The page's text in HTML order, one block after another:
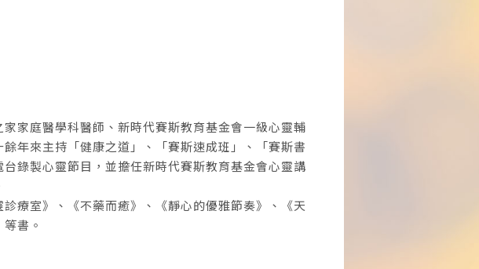
家庭醫學科醫師、新時代賽斯教育基金會一級心靈輔
年來主持「健康之道」、「賽斯速成班」、「賽斯書
錄製心靈節目，並擔任新時代賽斯教育基金會心靈講
療室》、《不藥而癒》、《靜心的優雅節奏》、《天
書。